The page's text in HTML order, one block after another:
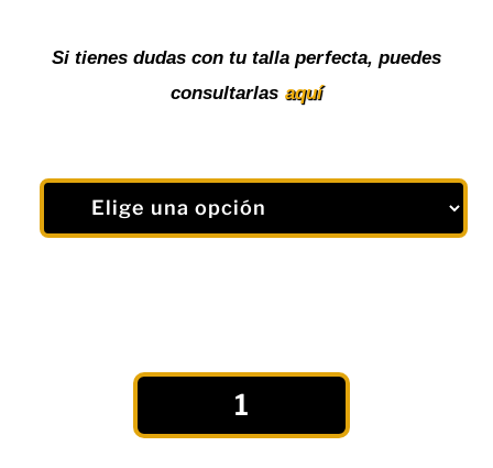
Si tienes dudas con tu talla perfecta, puedes
consultarlas aquí